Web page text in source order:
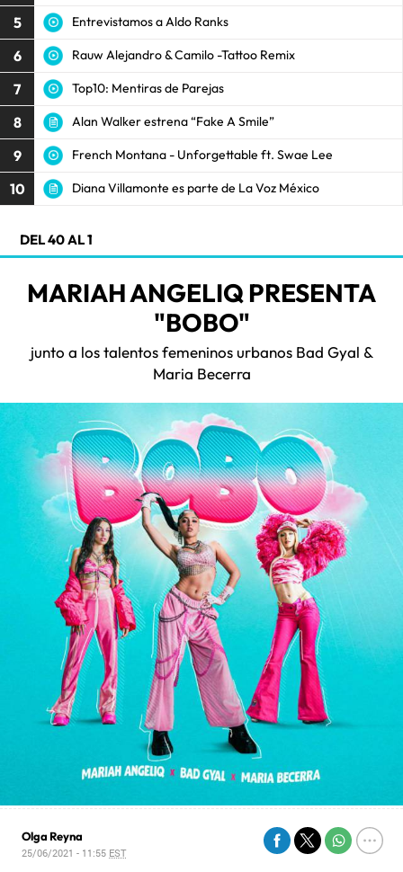
5 Entrevistamos a Aldo Ranks
6 Rauw Alejandro & Camilo -Tattoo Remix
7 Top10: Mentiras de Parejas
8 Alan Walker estrena “Fake A Smile”
9 French Montana - Unforgettable ft. Swae Lee
10 Diana Villamonte es parte de La Voz México
DEL 40 AL 1
MARIAH ANGELIQ PRESENTA
"BOBO"
junto a los talentos femeninos urbanos Bad Gyal &
Maria Becerra
Olga Reyna
25/06/2021 - 11:55 EST